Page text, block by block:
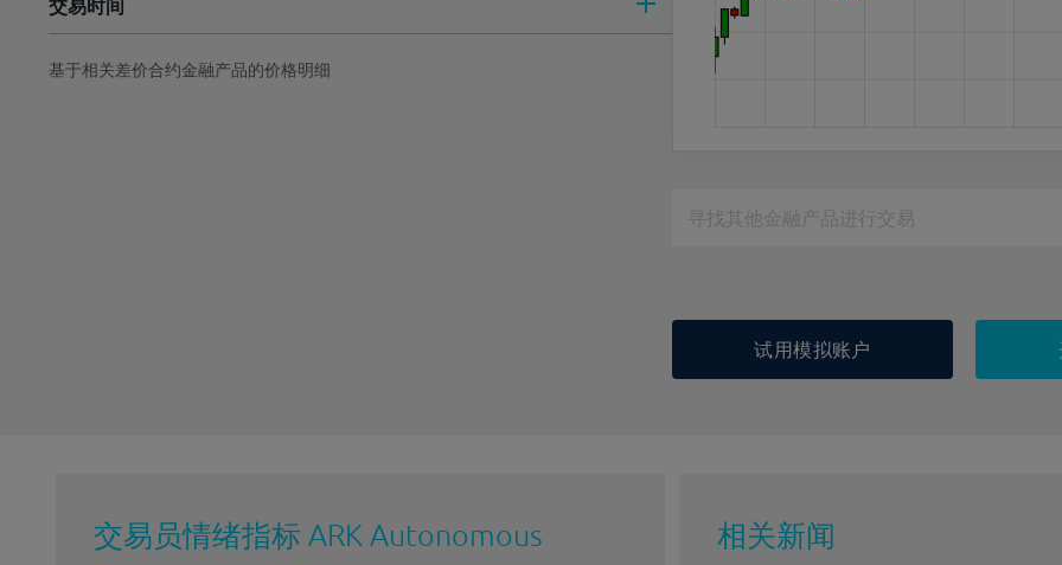
试用模拟账户
1级保证金率
允许GSLO
层级
日 交易时间
基于相关差价合约金融产品的价格明细
交易员情绪指标 ARK Autonomous
相关新闻